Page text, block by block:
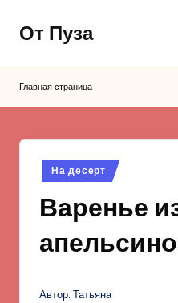
Перейти
содержимому
От Пуза
вкусные
Главная страница
Опубликовано
в
На десерт
Варенье
Автор: Татьяна